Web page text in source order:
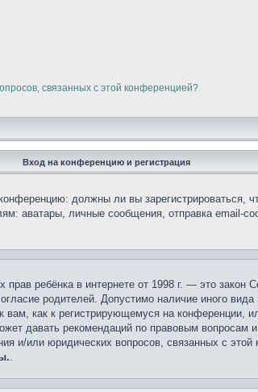
связанных с этой конференцией?
Вход на конференцию и регистрация
должны ли вы
аватары, личные сообщения, отправка email-
ребёнка в интернете от 1998 г. — это
родителей. Допустимо наличие иного
как к регистрирующемуся на конференции,
давать рекомендаций по правовым вопросам
и/или юридических вопросов, связанных с этой
.